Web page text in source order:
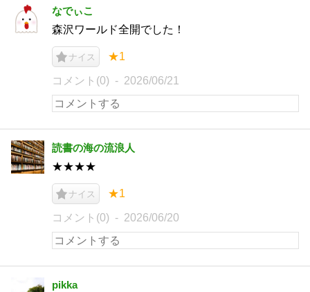
なでぃこ
森沢ワールド全開でした！
ナイス ★1
コメント(0) 2026/06/21
読書の海の流浪人
★★★★
ナイス ★1
コメント(0) 2026/06/20
pikka